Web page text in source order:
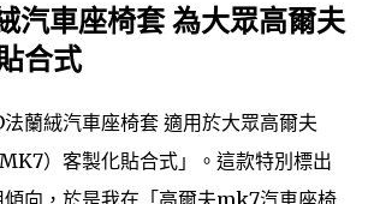
汽車座椅套 為大眾高爾夫
合式
蘭絨汽車座椅套 適用於大眾高爾夫
）客製化貼合式」。這款特別標出
向，於是我在「高爾夫mk7汽車座椅